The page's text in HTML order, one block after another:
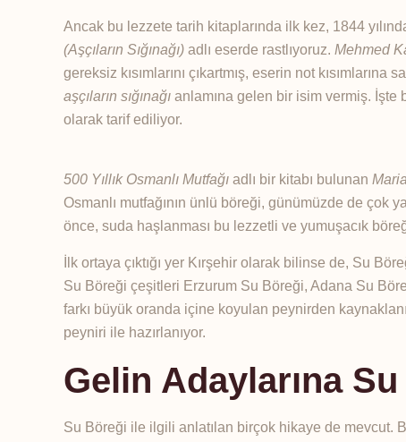
Ancak bu lezzete tarih kitaplarında ilk kez, 1844
(Aşçıların Sığınağı) adlı eserde rastlıyoruz.Mehmed
gereksiz kısımlarını çıkartmış, eserin not
aşçıların sığınağı anlamına gelen bir isim vermiş. İşte
olarak tarif ediliyor.
500 Yıllık Osmanlı Mutfağı adlı bir kitabı bulunan
Osmanlı mutfağının ünlü böreği, günümüzde de çok
önce, suda haşlanması bu lezzetli ve yumuşacık
İlk ortaya çıktığı yer Kırşehir olarak bilinse de, Su
Su Böreği çeşitleri Erzurum Su Böreği, Adana Su
farkı büyük oranda içine koyulan peynirden
peyniri ile hazırlanıyor.
Gelin Adaylarına Su
Su Böreği ile ilgili anlatılan birçok hikaye de mevcut.